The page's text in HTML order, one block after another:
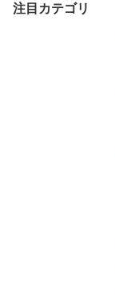
注目カテゴリ